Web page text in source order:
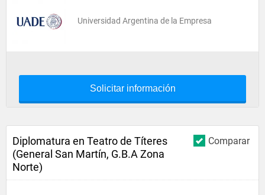
Universidad Argentina de la Empresa
Solicitar información
Comparar
Diplomatura en Teatro de Títeres
(General San Martín, G.B.A Zona
Norte)